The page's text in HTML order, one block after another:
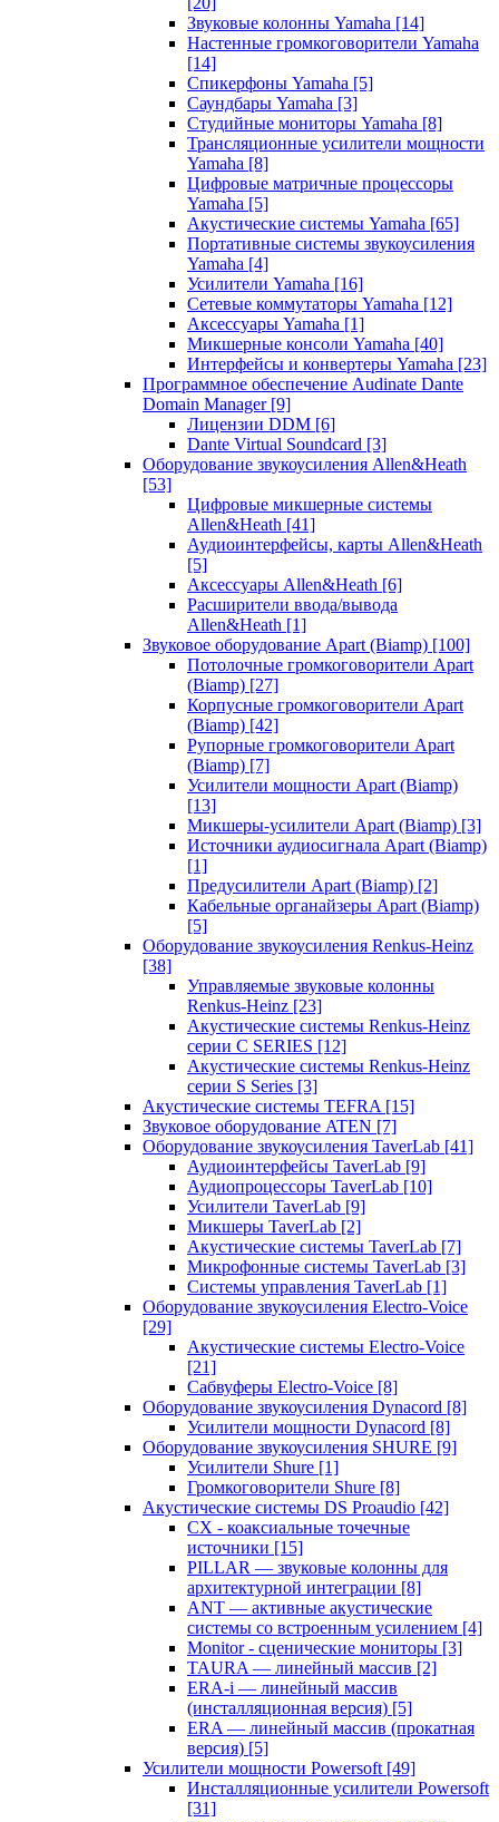
Звуковые колонны Yamaha [14]
Настенные громкоговорители Yamaha
[14]
Спикерфоны Yamaha [5]
Саундбары Yamaha [3]
Студийные мониторы Yamaha [8]
Трансляционные усилители мощности
Yamaha [8]
Цифровые матричные процессоры
Yamaha [5]
Акустические системы Yamaha [65]
Портативные системы звукоусиления
Yamaha [4]
Усилители Yamaha [16]
Сетевые коммутаторы Yamaha [12]
Аксессуары Yamaha [1]
Микшерные консоли Yamaha [40]
Интерфейсы и конвертеры Yamaha [23]
Программное обеспечение Audinate Dante
Domain Manager [9]
Лицензии DDM [6]
Dante Virtual Soundcard [3]
Оборудование звукоусиления Allen&Heath
[53]
Цифровые микшерные системы
Allen&Heath [41]
Аудиоинтерфейсы, карты Allen&Heath
[5]
Аксессуары Allen&Heath [6]
Расширители ввода/вывода
Allen&Heath [1]
Звуковое оборудование Apart (Biamp) [100]
Потолочные громкоговорители Apart
(Biamp) [27]
Корпусные громкоговорители Apart
(Biamp) [42]
Рупорные громкоговорители Apart
(Biamp) [7]
Усилители мощности Apart (Biamp)
[13]
Микшеры-усилители Apart (Biamp) [3]
Источники аудиосигнала Apart (Biamp)
[1]
Предусилители Apart (Biamp) [2]
Кабельные органайзеры Apart (Biamp)
[5]
Оборудование звукоусиления Renkus-Heinz
[38]
Управляемые звуковые колонны
Renkus-Heinz [23]
Акустические системы Renkus-Heinz
серии C SERIES [12]
Акустические системы Renkus-Heinz
серии S Series [3]
Акустические системы TEFRA [15]
Звуковое оборудование ATEN [7]
Оборудование звукоусиления TaverLab [41]
Аудиоинтерфейсы TaverLab [9]
Аудиопроцессоры TaverLab [10]
Усилители TaverLab [9]
Микшеры TaverLab [2]
Акустические системы TaverLab [7]
Микрофонные системы TaverLab [3]
Системы управления TaverLab [1]
Оборудование звукоусиления Electro-Voice
[29]
Акустические системы Electro-Voice
[21]
Сабвуферы Electro-Voice [8]
Оборудование звукоусиления Dynacord [8]
Усилители мощности Dynacord [8]
Оборудование звукоусиления SHURE [9]
Усилители Shure [1]
Громкоговорители Shure [8]
Акустические системы DS Proaudio [42]
CX - коаксиальные точечные
источники [15]
PILLAR — звуковые колонны для
архитектурной интеграции [8]
ANT — активные акустические
системы со встроенным усилением [4]
Monitor - сценические мониторы [3]
TAURA — линейный массив [2]
ERA-i — линейный массив
(инсталляционная версия) [5]
ERA — линейный массив (прокатная
версия) [5]
Усилители мощности Powersoft [49]
Инсталляционные усилители Powersoft
[31]